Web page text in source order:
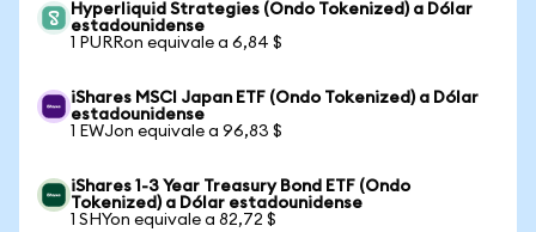
Hyperliquid Strategies (Ondo Tokenized) a Dólar
estadounidense
1 PURRon equivale a 6,84 $
iShares MSCI Japan ETF (Ondo Tokenized) a Dólar
estadounidense
1 EWJon equivale a 96,83 $
iShares 1-3 Year Treasury Bond ETF (Ondo
Tokenized) a Dólar estadounidense
1 SHYon equivale a 82,72 $